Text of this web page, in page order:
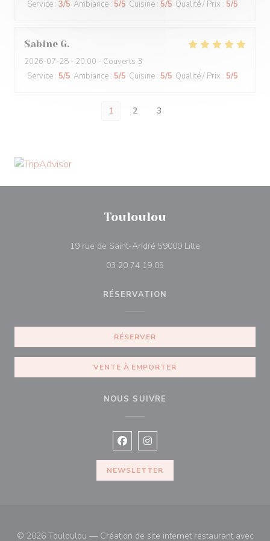
Service : 3/5 Ambiance : 5/5 Cuisine : 5/5 Qualité / Prix : 5/5
Sabine G
2026-07-28 - 20:00 - Couverts 3
Service : 5/5 Ambiance : 5/5 Cuisine : 5/5 Qualité / Prix : 5/5
1 2 3
Touloulou
19 rue de Saint-André 59000 Lille
03 20 74 19 05
RÉSERVATION
RÉSERVER
VENTE À EMPORTER
NOUS SUIVRE
Facebook ((ouvre une nouvelle
Instagram ((ouvre une
NEWSLETTER
© 2026 Touloulou — Création de site internet restaurant avec